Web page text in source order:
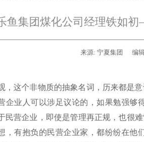
鱼集团煤化公司经理铁如
来源: 宁夏集团 编
这个非物质的抽象名词，历来都是
企业人可以涉足议论的，如果勉强够
民营企业，即使是管理再正规，也很
，有抱负的民营企业家，都纷纷在他